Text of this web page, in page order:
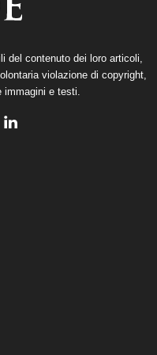
del contenuto dei loro articoli,
violazione di copyright,
immagini e testi.